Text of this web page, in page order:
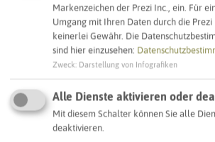
Interaktive Karte
SCHLAGWORTE
So ordnen wir dieses
Sirenenstandorte Castrop-
Markenzeichen der Prezi Inc., ein. Für
Umgang mit Ihren Daten durch die
keinerlei Gewähr. Die
sind hier einzusehen:
Zweck Darstellung von Infografiken
Alle Dienste aktivieren oder
Mit diesem Schalter können Sie alle
deaktivieren.